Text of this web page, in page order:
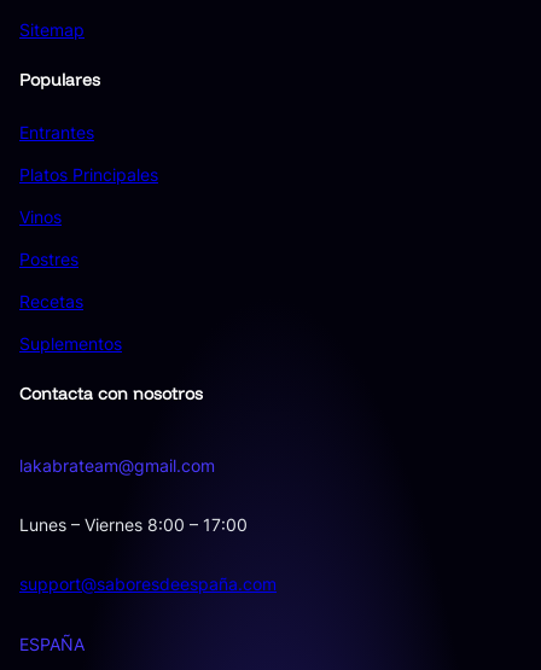
Sitemap
Populares
Entrantes
Platos Principales
Vinos
Postres
Recetas
Suplementos
Contacta con nosotros
lakabrateam@gmail.com
Lunes – Viernes 8:00 – 17:00
support@saboresdeespaña.com
ESPAÑA